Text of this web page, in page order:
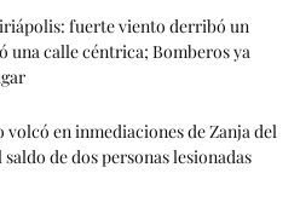
fuerte viento derribó un
una calle céntrica; Bomberos ya
en inmediaciones de Zanja del
de dos personas lesionadas